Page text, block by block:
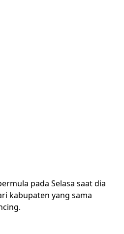
pada Selasa saat dia
kabupaten yang sama